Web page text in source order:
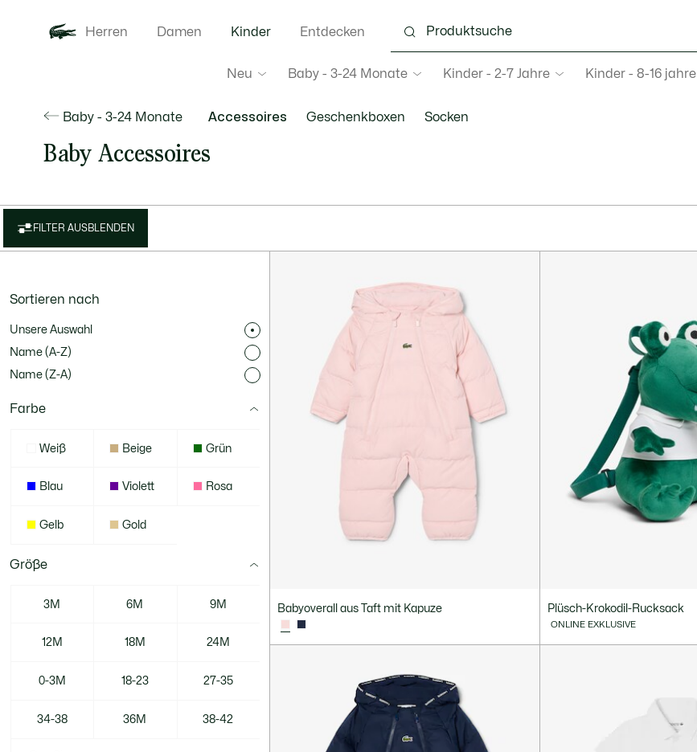
Herren Damen Kinder
Neu Baby - 3-24 Monate Kinder - 2-7 Jahre Kinder - 8-16 jahre
Entdecken
Baby - 3-24 Monate Accessoires Geschenkboxen Socken
Baby Accessoires
FILTER AUSBLENDEN
Sortieren nach
Unsere Auswahl
Name (A-Z)
Name (Z-A)
Farbe
Weiß Beige Grün
Blau Violett Rosa
Gelb Gold
Größe
3M 6M 9M
12M 18M 24M
0-3M 18-23 27-35
34-38 36M 38-42
Babyoverall aus Taft mit Kapuze Plüsch-Krokodil-Rucksack
ONLINE EXKLUSIVE